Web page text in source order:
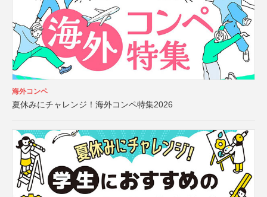
海外コンペ
夏休みにチャレンジ！海外コンペ特集2026